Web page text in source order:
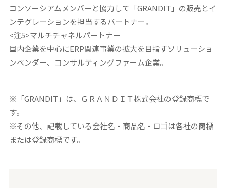
コンソーシアムメンバーと協力して「GRANDIT」の販売とイ
ンテグレーションを担当するパートナー。
<注5>マルチチャネルパートナー
国内企業を中心にERP関連事業の拡大を目指すソリューショ
ンベンダー、コンサルティングファーム企業。
※「GRANDIT」は、ＧＲＡＮＤＩＴ株式会社の登録商標で
す。
※その他、記載している会社名・商品名・ロゴは各社の商標
または登録商標です。